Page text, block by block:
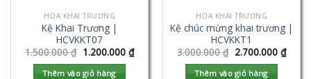
HOA KHAI TRƯƠNG
Kệ Khai Trương |
HCVKKT07
1.500.000₫ 1.200.000 ₫
Thêm vào giỏ hàng
HOA KHAI TRƯƠNG
Kệ chúc mừng khai trương |
HCVKKT1
3.000.000₫ 2.700.000 ₫
Thêm vào giỏ hàng